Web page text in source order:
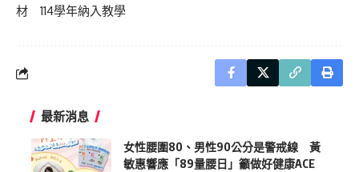
材 114學年納入教學
最新消息
女性腰圍80、男性90公分是警戒線 黃
敏惠響應「89量腰日」籲做好健康ACE